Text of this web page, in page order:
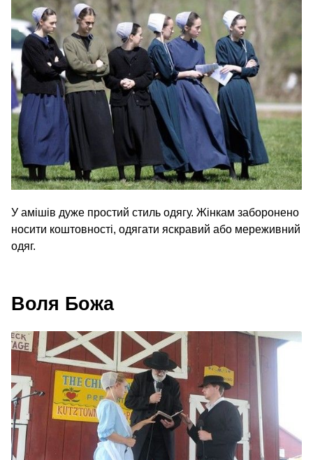
У амішів дуже простий стиль одягу. Жінкам заборонено
носити коштовності, одягати яскравий або мереживний
одяг.
Воля Божа